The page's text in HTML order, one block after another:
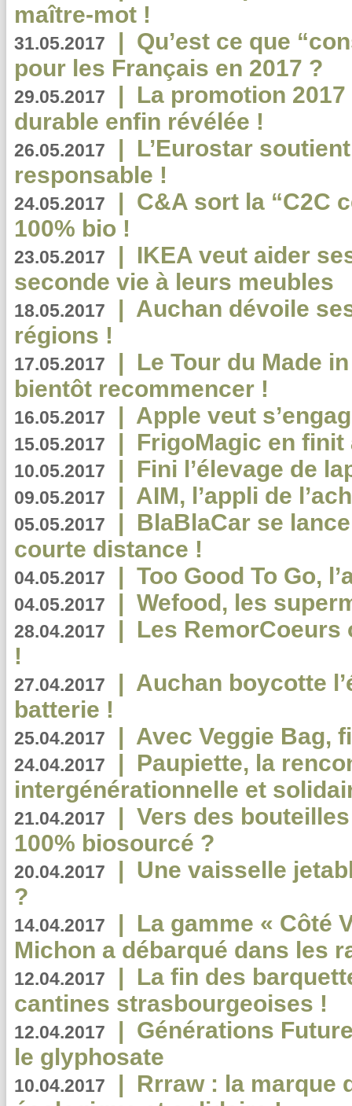
maître-mot !
31.05.2017 | Qu’est ce que
pour les Français en 2017 ?
29.05.2017 | La promotion
durable enfin révélée !
26.05.2017 | L’Eurostar
responsable !
24.05.2017 | C&A sort la “C2C
100% bio !
23.05.2017 | IKEA veut aider
seconde vie à leurs meubles
18.05.2017 | Auchan dévoile
régions !
17.05.2017 | Le Tour du Made
bientôt recommencer !
16.05.2017 | Apple veut
15.05.2017 | FrigoMagic en
10.05.2017 | Fini l’élevage de
09.05.2017 | AIM, l’appli de
05.05.2017 | BlaBlaCar se
courte distance !
04.05.2017 | Too Good To Go,
04.05.2017 | Wefood, les
28.04.2017 | Les RemorCoeurs
!
27.04.2017 | Auchan boycotte
batterie !
25.04.2017 | Avec Veggie Bag,
24.04.2017 | Paupiette, la
intergénérationnelle et
21.04.2017 | Vers des
100% biosourcé ?
20.04.2017 | Une vaisselle
?
14.04.2017 | La gamme « Côté
Michon a débarqué dans les
12.04.2017 | La fin des
cantines strasbourgeoises !
12.04.2017 | Générations
le glyphosate
10.04.2017 | Rrraw : la marque